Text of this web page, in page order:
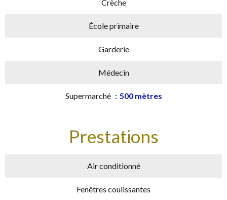
Crèche
École primaire
Garderie
Médecin
Supermarché 500 mètres
Prestations
Air conditionné
Fenêtres coulissantes